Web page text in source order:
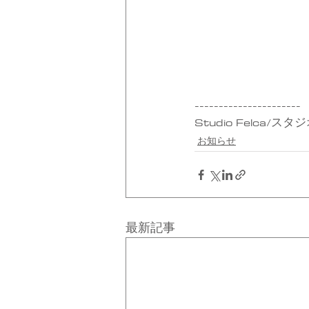
----------------------
Studio Felca/スタジ
お知らせ
最新記事